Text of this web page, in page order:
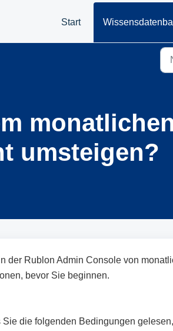
Start
umsteigen?
der Rublon Admin Console von
bevor Sie beginnen.
die folgenden Bedingungen gelesen,